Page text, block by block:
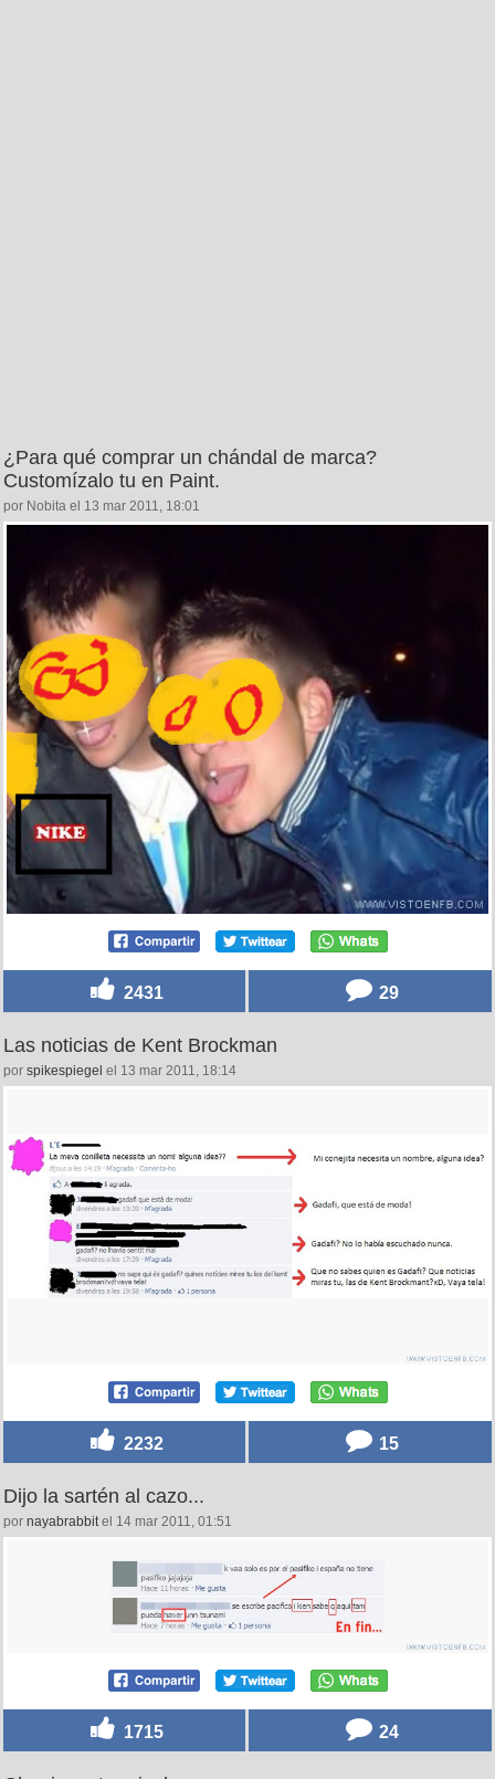
¿Para qué comprar un chándal de marca?
Customízalo tu en Paint.
por Nobita el 13 mar 2011, 18:01
2431 29
Las noticias de Kent Brockman
por spikespiegel el 13 mar 2011, 18:14
2232 15
Dijo la sartén al cazo...
por nayabrabbitel 14 mar 2011, 01:51
1715 24